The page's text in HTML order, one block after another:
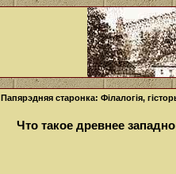
Папярэдняя старонка: Філалогія,
Что такое древнее